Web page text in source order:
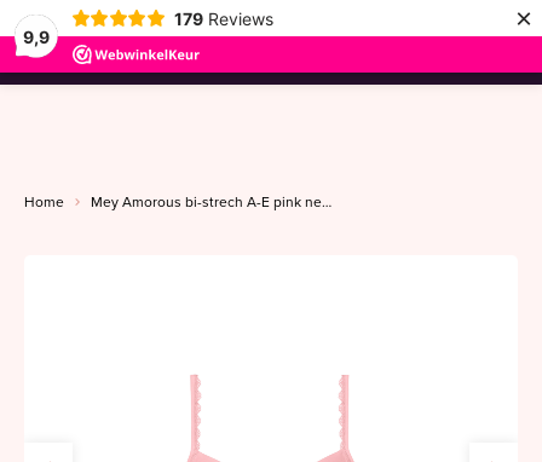
9,9
179 Reviews ×
menu
Home Mey Amorous bi-strech A-E pink nectar